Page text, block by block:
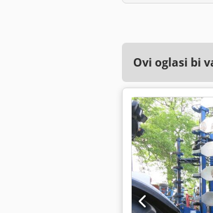
Ovi oglasi bi